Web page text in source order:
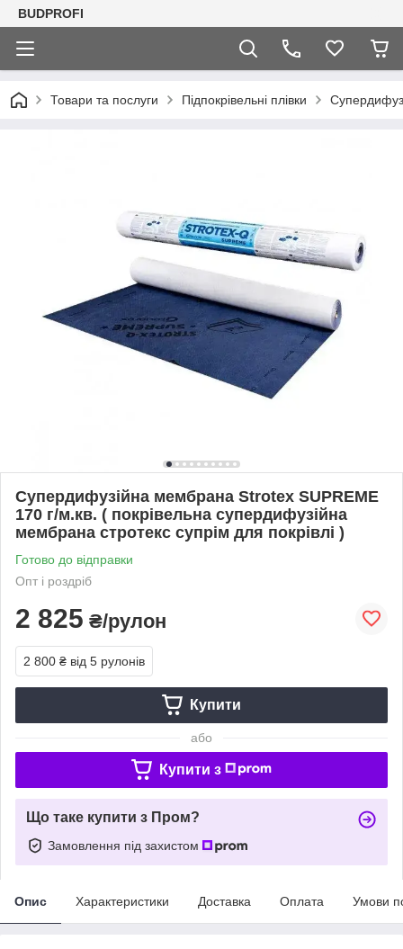
BUDPROFI
Товари та послуги Підпокрівельні плівки
Супердифузійна мембрана Strotex SUPREME
170 г/м.кв. ( покрівельна супердифузійна
мембрана стротекс супрім для покрівлі )
Готово до відправки
Опт і роздріб
2 825 ₴/рулон
2 800 ₴ від 5 рулонів
Купити
або
Купити з
Що таке купити з Пром?
Замовлення під захистом
Опис Характеристики Доставка Оплата Умови